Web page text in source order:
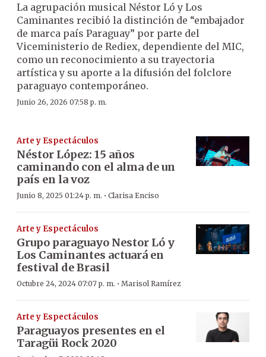
La agrupación musical Néstor Ló y Los
Caminantes recibió la distinción de “embajador
de marca país Paraguay” por parte del
Viceministerio de Rediex, dependiente del MIC,
como un reconocimiento a su trayectoria
artística y su aporte a la difusión del folclore
paraguayo contemporáneo.
Junio 26, 2026 07:58 p. m.
Arte y Espectáculos
Néstor López: 15 años
caminando con el alma de un
país en la voz
Junio 8, 2025 01:24 p. m. · Clarisa Enciso
Arte y Espectáculos
Grupo paraguayo Nestor Ló y
Los Caminantes actuará en
festival de Brasil
Octubre 24, 2024 07:07 p. m. · Marisol Ramírez
Arte y Espectáculos
Paraguayos presentes en el
Taragüi Rock 2020